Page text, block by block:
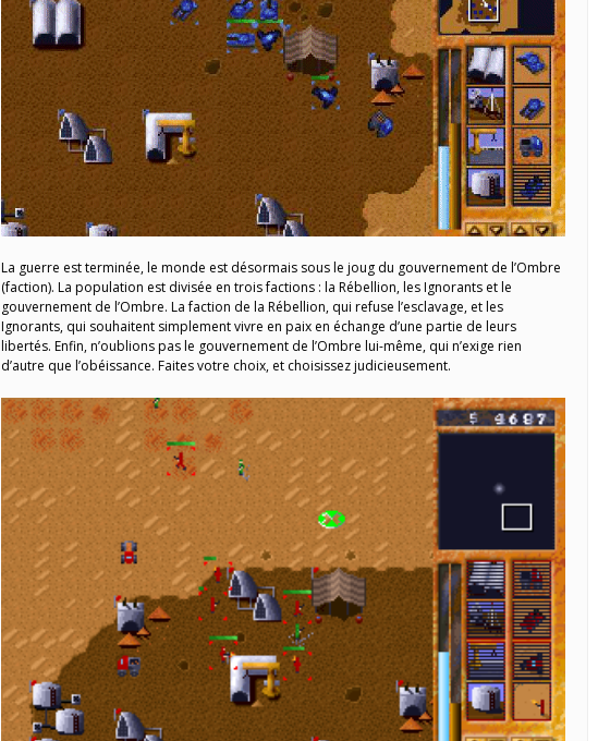
La guerre est terminée, le monde est désormais sous le joug du gouvernement de l’Ombre
(faction). La population est divisée en trois factions : la Rébellion, les Ignorants et le
gouvernement de l’Ombre. La faction de la Rébellion, qui refuse l’esclavage, et les
Ignorants, qui souhaitent simplement vivre en paix en échange d’une partie de leurs
libertés. Enfin, n’oublions pas le gouvernement de l’Ombre lui-même, qui n’exige rien
d’autre que l’obéissance. Faites votre choix, et choisissez judicieusement.